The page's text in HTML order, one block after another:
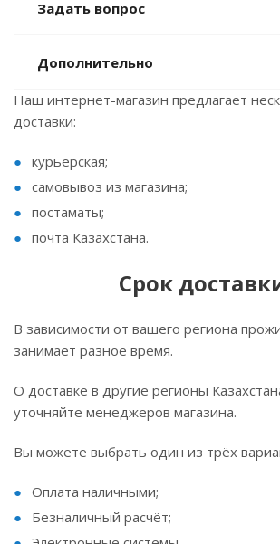
Задать вопрос
Дополнительно
Наш интернет-магазин предлагает
доставки:
курьерская;
самовывоз из магазина;
постаматы;
почта Казахстана.
Срок
В зависимости от вашего региона
занимает разное время.
О доставке в другие регионы
уточняйте менеджеров магазина.
Вы можете выбрать один из трёх
Оплата наличными;
Безналичный расчёт;